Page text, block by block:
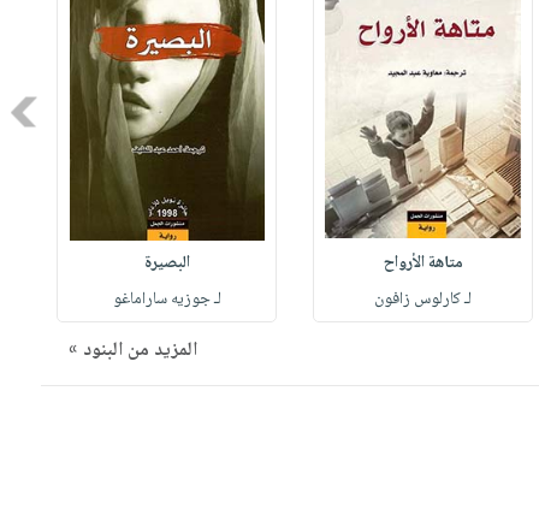
متاهة الأرواح
لـ كارلوس زافون
البصيرة
لـ جوزيه ساراماغو
المزيد من البنود »